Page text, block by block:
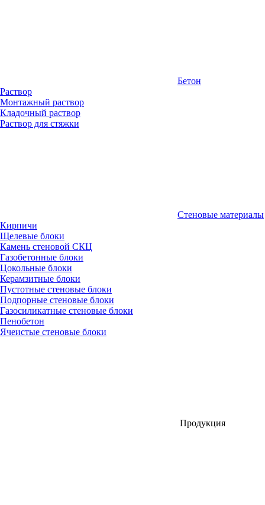
Бетон
Раствор
Монтажный раствор
Кладочный раствор
Раствор для стяжки
Стеновые материалы
Кирпичи
Щелевые блоки
Камень стеновой СКЦ
Газобетонные блоки
Цокольные блоки
Керамзитные блоки
Пустотные стеновые блоки
Подпорные стеновые блоки
Газосиликатные стеновые блоки
Пенобетон
Ячеистые стеновые блоки
Продукция